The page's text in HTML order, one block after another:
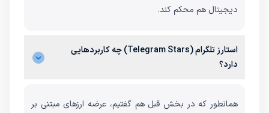
دیجیتال هم محکم کند.
استارز تلگرام (Telegram Stars) چه کاربردهایی
دارد؟
همانطور که در بخش‌ قبل هم گفتیم، عرضه ارزهای مبتنی بر